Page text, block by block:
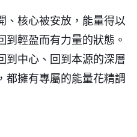
、核心被安放，能量得以
輕盈而有力量的狀態。
到中心、回到本源的深層
都擁有專屬的能量花精調